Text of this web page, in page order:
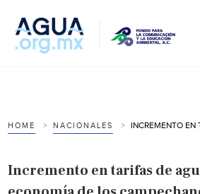
HOME NACIONALES
Incremento en tarifas de